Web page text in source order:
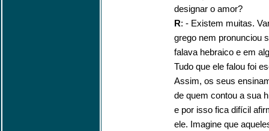
designar o amor?
R: - Existem muitas.
grego nem pronunciou
falava hebraico e em
Tudo que ele falou foi
Assim, os seus
de quem contou a sua
e por isso fica difícil
ele. Imagine que